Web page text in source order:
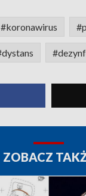
#koronawirus
ZOBACZ